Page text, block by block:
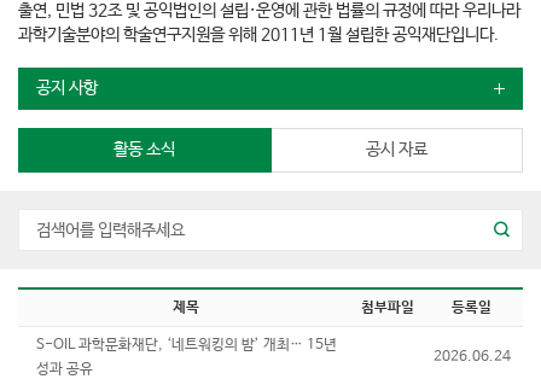
출연, 민법 32조 및 공익법인의 설립·운영에 관한 법률의 규정에 따라 우리나라
과학기술분야의 학술연구지원을 위해 2011년 1월 설립한 공익재단입니다.
공지 사항
활동 소식 공시 자료
제목 첨부파일 등록일
S-OIL 과학문화재단, ‘네트워킹의 밤’ 개최… 15년
성과 공유
2026.06.24